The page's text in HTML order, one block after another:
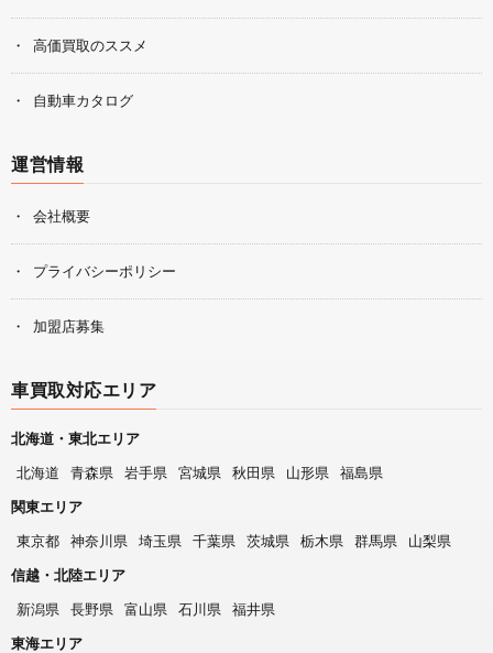
高価買取のススメ
自動車カタログ
運営情報
会社概要
プライバシーポリシー
加盟店募集
車買取対応エリア
北海道・東北エリア
北海道
青森県 岩手県 宮城県 秋田県 山形県
福島県
関東エリア
東京都
神奈川県 埼玉県 千葉県 茨城県 栃木県 群馬県
山梨県
信越・北陸エリア
新潟県
長野県 富山県 石川県
福井県
東海エリア